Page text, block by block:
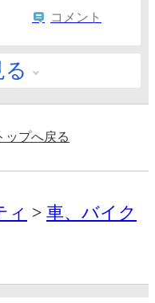
コメント
ップへ戻る
ィ
車、バイク